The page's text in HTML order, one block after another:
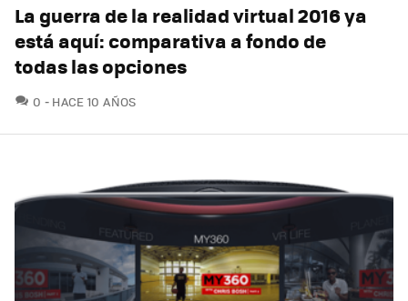
La guerra de la realidad virtual 2016 ya
está aquí: comparativa a fondo de
todas las opciones
0 COMENTARIOS
HACE 10 AÑOS